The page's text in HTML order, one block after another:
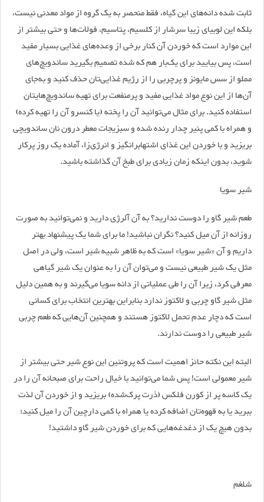
ثابت شده دانه‌های این گیاه، فقط منحصر به یک گروه از مواد معدنی نیست،
بلکه این لوبیای زیبا سرشار از کلسیم، پتاسیم، فولات‌ها و حتی بیشتر از
این موارد است که خوردن آن کنار برخی از وعده‌های غذایی بسیار مفید
است، پس بیایید برای یک‌بار هم که شده تصمیم بگیرید ساندویچ‌های
مملو از سس مایونز و پرچربی را از رژیم غذایی‌تان حذف کنید و به‌جای
آن‌ها از این نوع مواد غذایی مفید و پرمنفعت برای تهیه ساندویچ‌هایتان
استفاده کنید. برای مثال می‌توانید آن را پخته (یا کنسرو آن را تهیه کرده)
و همراه با کمی پنیر چدار رنده شده و سبزیجات معطر درون نان ساندویچی
بریزید و با خوردن این غذای اشتهابرانگیز و انرژی‌زا، آماده یک روز پرکار
شوید، بدون اینکه زمان زیادی برای طبخ آن گذاشته باشید.
شیر سویا
طعم شیر گاو را دوست ندارید؟ به آن آلرژی دارید و نمی‌توانید به صورت
روزانه از آن میل کنید؟ نگران نباشید! ما برای شما یک پیشنهاد بهتر
داریم و آن «شیر سویا» است که به ظاهر شبیه شیر است، ولی در اصل
مثل یک شیر طبیعی نیست و می‌توان آن را به عنوان یک شیر گیاهی
معرفی کرد، زیرا آن را طی عملیاتی از دانه سویا می‌گیرند و به همین دلیل
مثل شیر گاو چربی و لاکتوز ندارد بنابراین بهترین انتخاب برای کسانی
است که دچار عدم تحمل لاکتوز هستند و همچنین آن‌هایی که طعم چربی
شیر طبیعی را دوست ندارند.
البته این نکته حائز اهمیت است که پروتئین این نوع شیر حتی بیشتر از
شیر معمولی است! پس شما می‌توانید با خیال راحت برای صبحانه آن را در
یک کاسه پر از کورن فلکس (ذرت پرک‌شده) بریزید و از خوردن آن لذت
ببرید یا به قهوه‌تان اضافه کرده یا همراه با کمی دارچین آن را میل کنید؛
بدون هیچ یک از دغدغه‌هایی که برای خوردن شیر گاو داشتید!
شلغم